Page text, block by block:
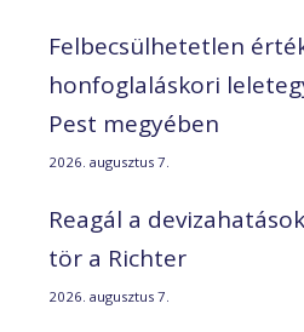
Felbecsülhetetlen
honfoglaláskori
Pest megyében
2026. augusztus 7.
Reagál a
tör a Richter
2026. augusztus 7.